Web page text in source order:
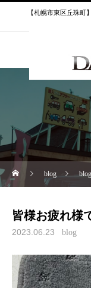
【札幌市東区丘珠町
blog blog
皆様お疲れ様
2023.06.23 blog